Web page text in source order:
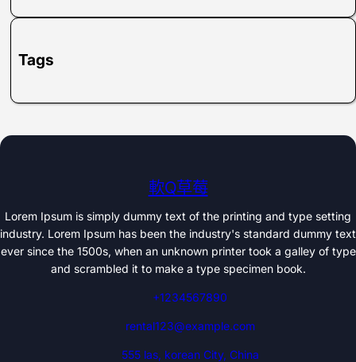
Tags
軟Q草莓
Lorem Ipsum is simply dummy text of the printing and type setting
industry. Lorem Ipsum has been the industry's standard dummy text
ever since the 1500s, when an unknown printer took a galley of type
and scrambled it to make a type specimen book.
+1234567890
rental123@example.com
555 las, korean City, China